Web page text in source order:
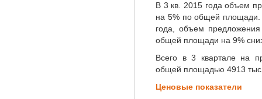
В 3 кв. 2015 года объем
на 5% по общей площади.
года, объем
общей площади на 9%
Всего в 3 квартале на
общей площадью 4913
Ценовые показатели